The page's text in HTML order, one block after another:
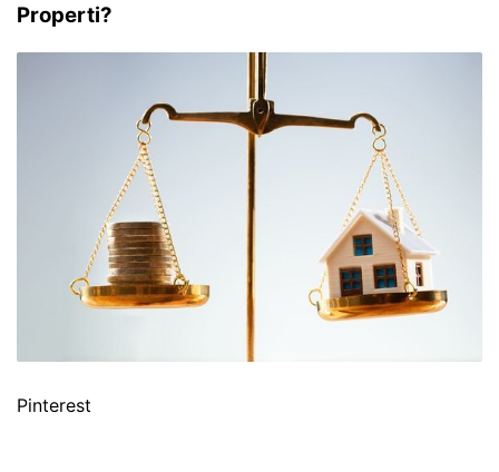
Properti?
Pinterest